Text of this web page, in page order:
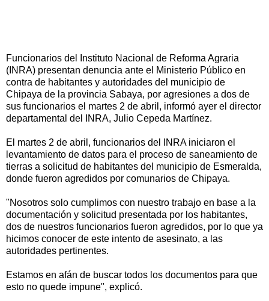
Funcionarios del Instituto Nacional de Reforma Agraria
(INRA) presentan denuncia ante el Ministerio Público en
contra de habitantes y autoridades del municipio de
Chipaya de la provincia Sabaya, por agresiones a dos de
sus funcionarios el martes 2 de abril, informó ayer el director
departamental del INRA, Julio Cepeda Martínez.
El martes 2 de abril, funcionarios del INRA iniciaron el
levantamiento de datos para el proceso de saneamiento de
tierras a solicitud de habitantes del municipio de Esmeralda,
donde fueron agredidos por comunarios de Chipaya.
"Nosotros solo cumplimos con nuestro trabajo en base a la
documentación y solicitud presentada por los habitantes,
dos de nuestros funcionarios fueron agredidos, por lo que ya
hicimos conocer de este intento de asesinato, a las
autoridades pertinentes.
Estamos en afán de buscar todos los documentos para que
esto no quede impune", explicó.